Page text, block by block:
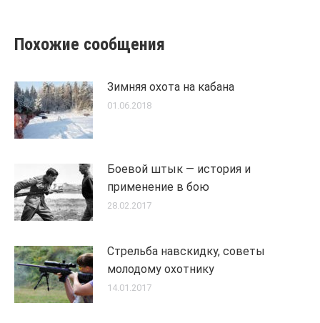
Похожие сообщения
Зимняя охота на кабана
01.06.2018
Боевой штык — история и
применение в бою
28.02.2017
Стрельба навскидку, советы
молодому охотнику
14.01.2017